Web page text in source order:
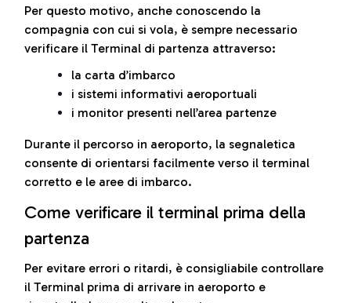
Per questo motivo, anche conoscendo la
compagnia con cui si vola, è sempre necessario
verificare il Terminal di partenza attraverso:
la carta d’imbarco
i sistemi informativi aeroportuali
i monitor presenti nell’area partenze
Durante il percorso in aeroporto, la segnaletica
consente di orientarsi facilmente verso il terminal
corretto e le aree di imbarco.
Come verificare il terminal prima della
partenza
Per evitare errori o ritardi, è consigliabile controllare
il Terminal prima di arrivare in aeroporto e